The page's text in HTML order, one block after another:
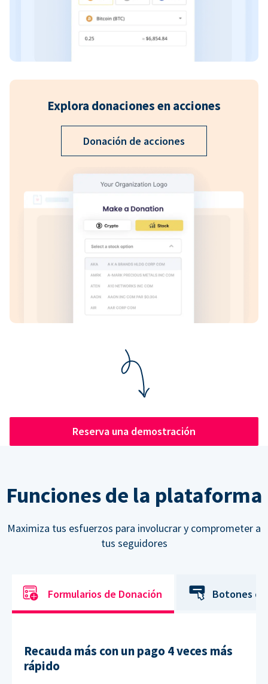
Explora donaciones en acciones
Donación de acciones
Reserva una demostración
Funciones de la plataforma
Maximiza tus esfuerzos para involucrar y comprometer a
tus seguidores
Formularios de Donación Botones
Recauda más con un pago 4 veces más
rápido